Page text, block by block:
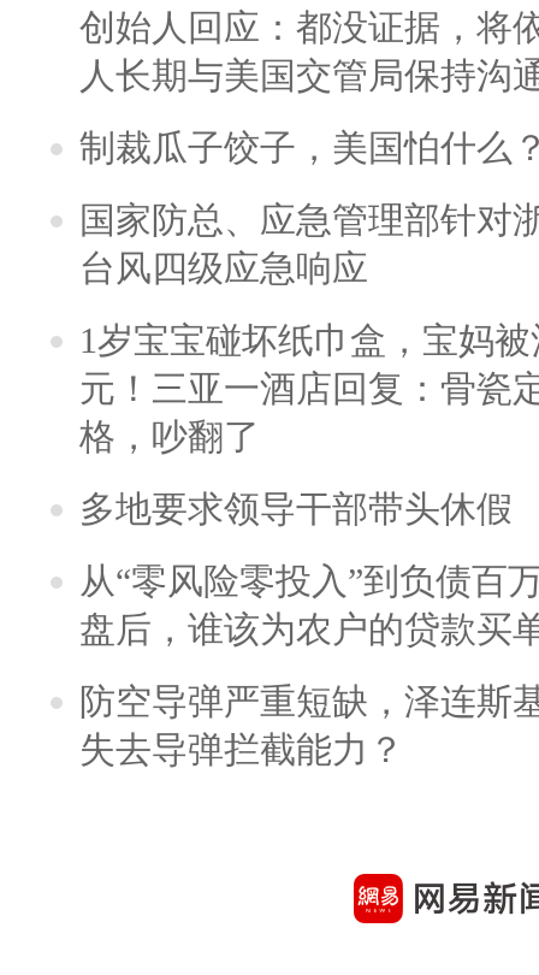
创始人回应：都没证据，将
人长期与美国交管局保持沟
制裁瓜子饺子，美国怕什么
国家防总、应急管理部针对
台风四级应急响应
1岁宝宝碰坏纸巾盒，宝妈
元！三亚一酒店回复：骨瓷
格，吵翻了
多地要求领导干部带头休假
从“零风险零投入”到负债百
盘后，谁该为农户的贷款买
防空导弹严重短缺，泽连斯
失去导弹拦截能力？